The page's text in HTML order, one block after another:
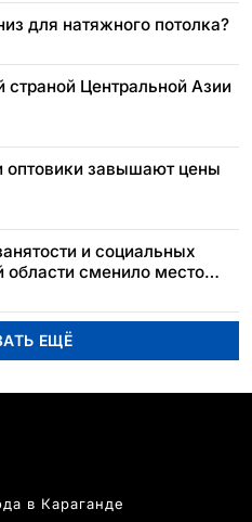
для натяжного потолка?
страной Центральной Азии
оптовики завышают цены
и социальных
сменило место
ЕЩЁ
в Караганде